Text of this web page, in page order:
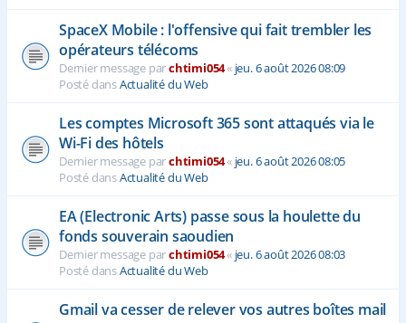
SpaceX Mobile : l'offensive qui fait trembler les
opérateurs télécoms
Dernier message parchtimi054« jeu. 6 août 2026 08:09
Posté dansActualité du Web
Les comptes Microsoft 365 sont attaqués via le
Wi-Fi des hôtels
Dernier message parchtimi054« jeu. 6 août 2026 08:05
Posté dansActualité du Web
EA (Electronic Arts) passe sous la houlette du
fonds souverain saoudien
Dernier message parchtimi054« jeu. 6 août 2026 08:03
Posté dansActualité du Web
Gmail va cesser de relever vos autres boîtes mail